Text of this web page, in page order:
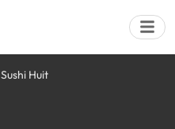
Sushi Huit